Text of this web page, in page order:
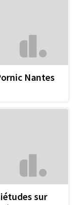
Nantes
sur